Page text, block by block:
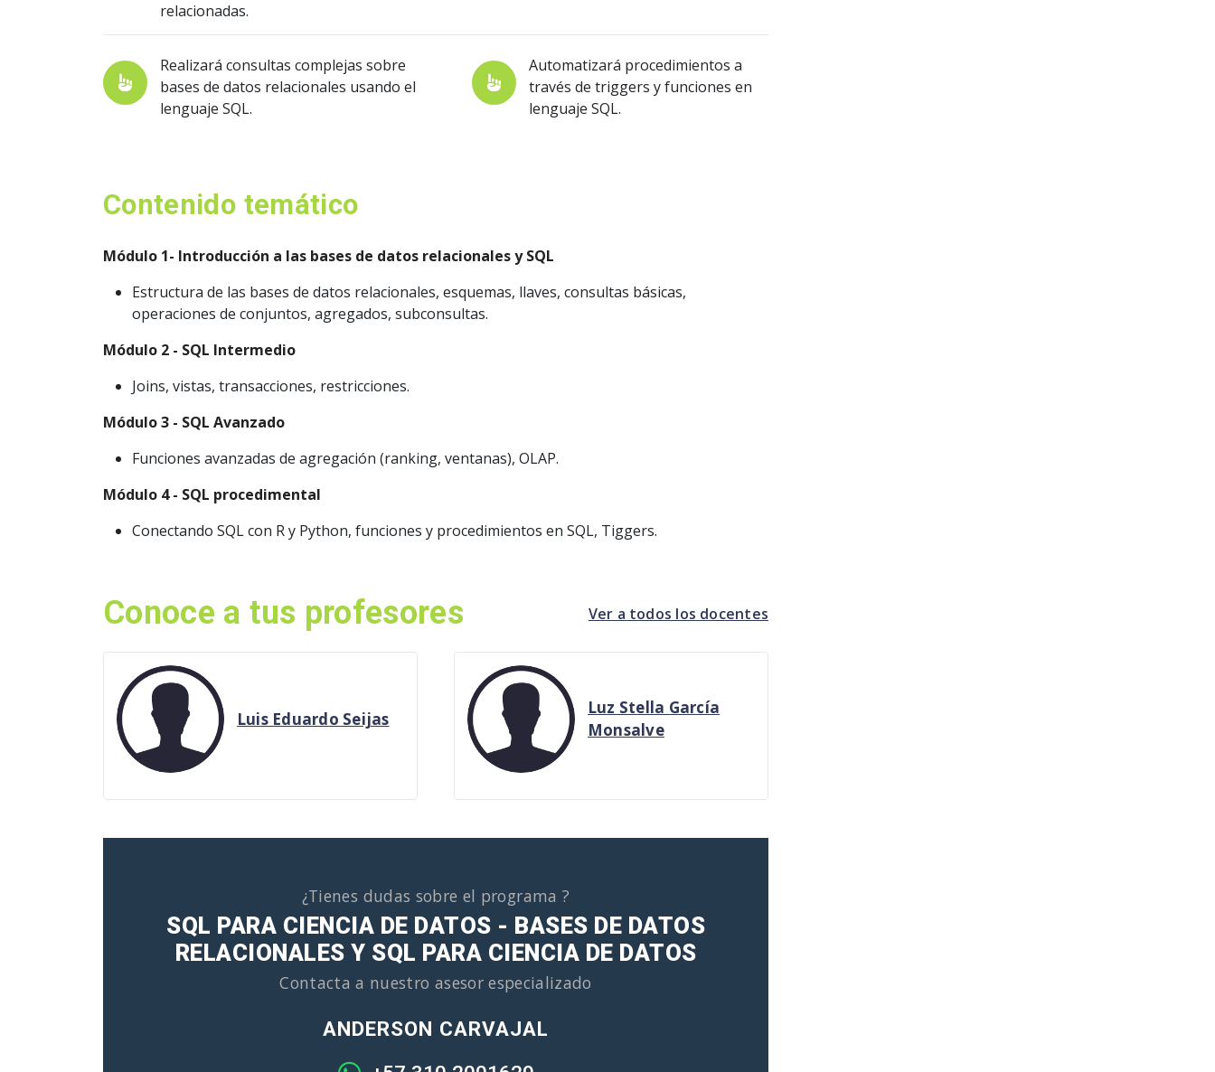
relacionadas.
Realizará consultas complejas sobre
bases de datos relacionales usando el
lenguaje SQL.
Automatizará procedimientos a
través de triggers y funciones en
lenguaje SQL.
Contenido temático
Módulo 1- Introducción a las bases de datos relacionales y SQL
Estructura de las bases de datos relacionales, esquemas, llaves, consultas básicas,
operaciones de conjuntos, agregados, subconsultas.
Módulo 2 - SQL Intermedio
Joins, vistas, transacciones, restricciones.
Módulo 3 - SQL Avanzado
Funciones avanzadas de agregación (ranking, ventanas), OLAP.
Módulo 4 - SQL procedimental
Conectando SQL con R y Python, funciones y procedimientos en SQL, Tiggers.
Conoce a tus profesores
Luis Eduardo Seijas
Luz Stella García
Monsalve
Ver a todos los docentes
¿Tienes dudas sobre el programa ?
SQL PARA CIENCIA DE DATOS - BASES DE DATOS
RELACIONALES Y SQL PARA CIENCIA DE DATOS
Contacta a nuestro asesor especializado
ANDERSON CARVAJAL